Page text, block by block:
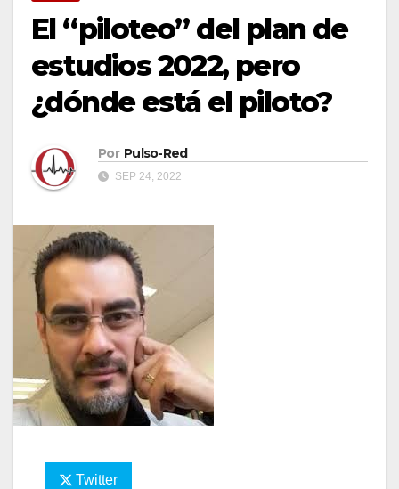
El “piloteo” del plan de
estudios 2022, pero
¿dónde está el piloto?
Por Pulso-Red
SEP 24, 2022
Twitter